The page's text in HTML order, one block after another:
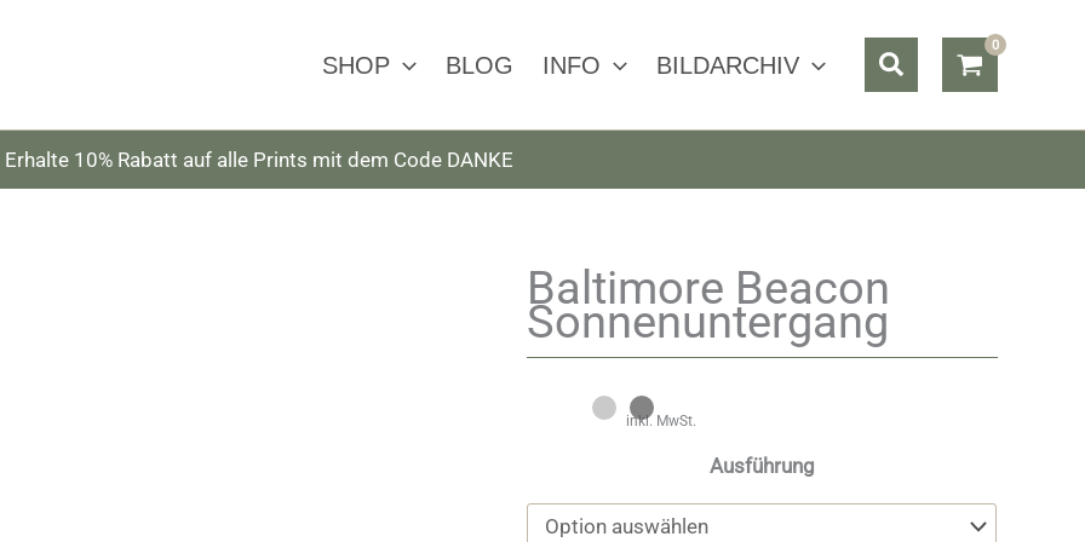
SHOP BLOG INFO BILDARCHIV Suchen
Erhalte 10% Rabatt auf alle Prints mit dem Code DANKE
Baltimore Beacon
Sonnenuntergang
inkl. MwSt.
Ausführung